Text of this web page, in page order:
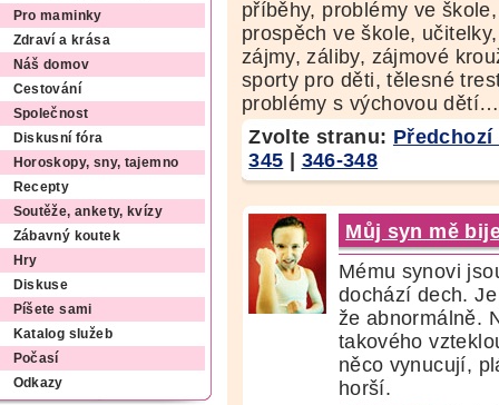
Pro maminky
Zdraví a krása
Náš domov
Cestování
Společnost
Diskusní fóra
Horoskopy, sny, tajemno
Recepty
Soutěže, ankety, kvízy
Zábavný koutek
Hry
Diskuse
Píšete sami
Katalog služeb
Počasí
Odkazy
příběhy, problémy ve
prospěch ve škole,
zájmy, záliby, zájmové
sporty pro děti, tělesné
problémy s výchovou dětí…
Zvolte stranu: Předchozí
345
346-348
Můj syn mě
Mému synovi
dochází dech.
že abnormálně.
takového
něco vynucují,
horší.